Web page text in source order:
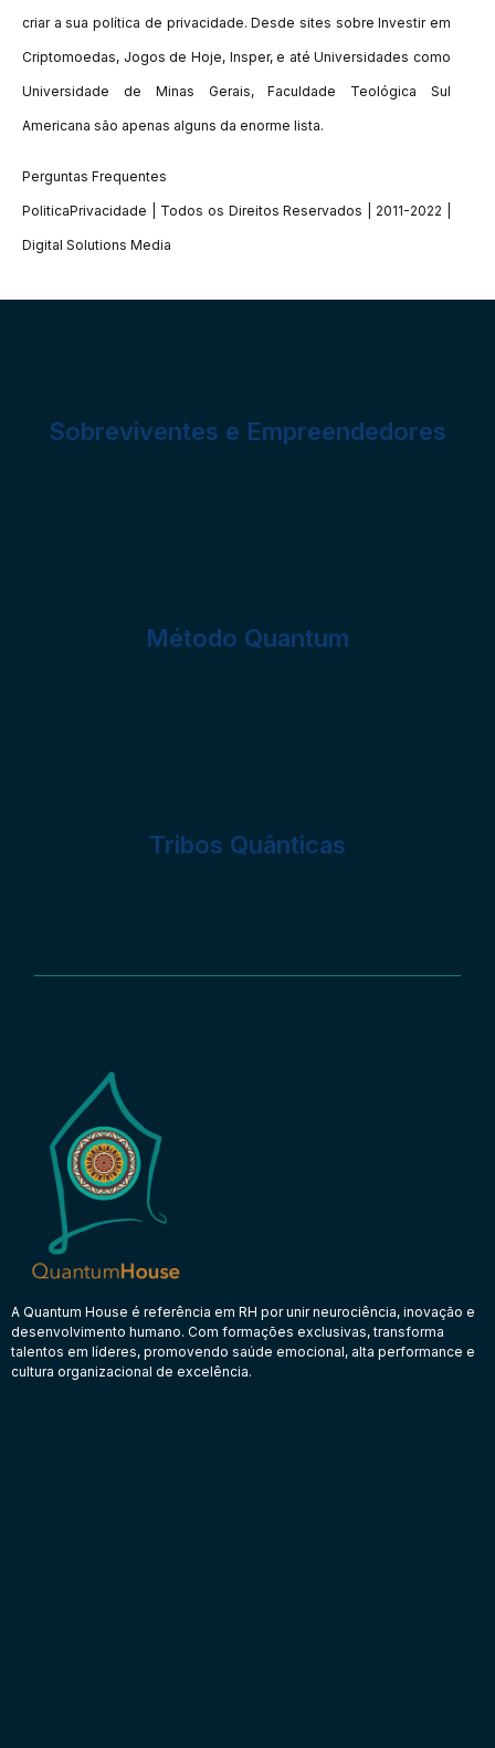
criar a sua política de privacidade. Desde sites sobre Investir em
Criptomoedas, Jogos de Hoje, Insper, e até Universidades como
Universidade de Minas Gerais, Faculdade Teológica Sul
Americana são apenas alguns da enorme lista.
Perguntas Frequentes
PoliticaPrivacidade | Todos os Direitos Reservados | 2011-2022 |
Digital Solutions Media
Sobreviventes e Empreendedores
Método Quantum
Tribos Quânticas
A Quantum House é referência em RH por unir neurociência, inovação e
desenvolvimento humano. Com formações exclusivas, transforma
talentos em líderes, promovendo saúde emocional, alta performance e
cultura organizacional de excelência.